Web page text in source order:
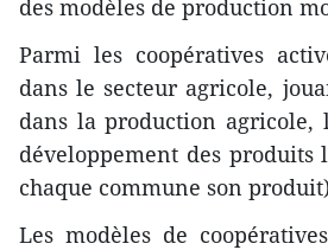
des modèles de production
Parmi les coopératives
dans le secteur agricole,
dans la production agricole,
développement des produits
chaque commune son
Les modèles de